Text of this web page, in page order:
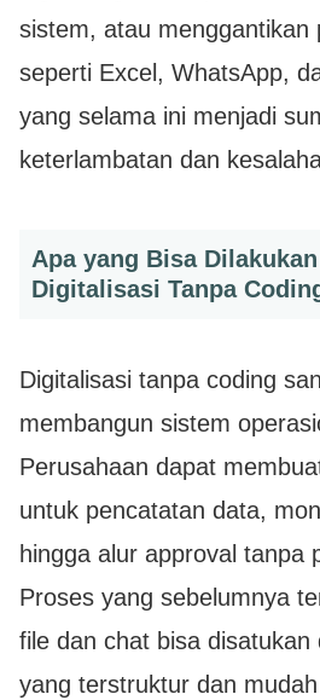
sistem, atau menggantikan
seperti Excel, WhatsApp,
yang selama ini menjadi
keterlambatan dan
Apa yang Bisa
Digitalisasi Tanpa
Digitalisasi tanpa coding
membangun sistem
Perusahaan dapat
untuk pencatatan data,
hingga alur approval tanpa
Proses yang sebelumnya
file dan chat bisa disatukan
yang terstruktur dan